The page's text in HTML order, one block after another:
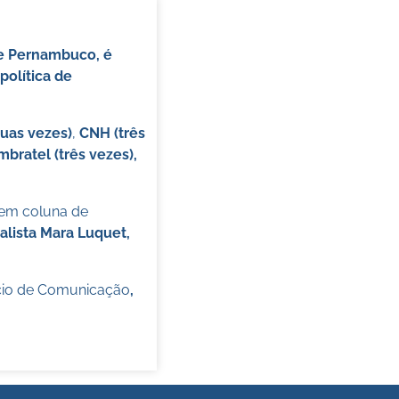
Pernambuco, é
de
vezes), CNH (três
(três vezes),
coluna de
Mara Luquet,
de Comunicação,